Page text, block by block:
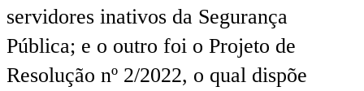
servidores inativos da Segurança
Pública; e o outro foi o Projeto de
Resolução nº 2/2022, o qual dispõe